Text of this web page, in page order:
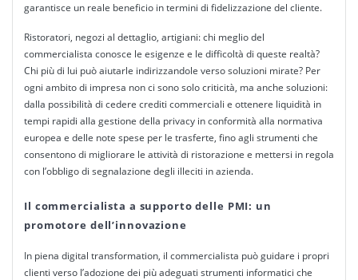
garantisce un reale beneficio in termini di fidelizzazione del cliente.
Ristoratori, negozi al dettaglio, artigiani: chi meglio del
commercialista conosce le esigenze e le difficoltà di queste realtà?
Chi più di lui può aiutarle indirizzandole versosoluzioni mirate? Per
ogni ambito di impresa non ci sono solo criticità, ma anche soluzioni:
dalla possibilità di cedere crediti commerciali e ottenere liquidità in
tempi rapidi alla gestione della privacy in conformità alla normativa
europea e delle note spese per le trasferte, fino agli strumenti che
consentono di migliorare le attività di ristorazione e mettersi in regola
con l’obbligo di segnalazione degli illeciti in azienda.
Il commercialista a supporto delle PMI: un
promotore dell’innovazione
In piena digital transformation, il commercialista può guidare i propri
clienti verso l’adozione dei più adeguati strumenti informatici che